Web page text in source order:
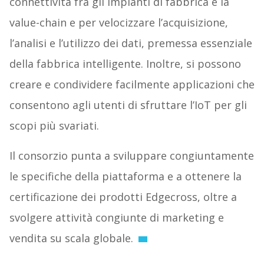
value-chain e per velocizzare l’acquisizione,
l’analisi e l’utilizzo dei dati, premessa essenziale
della fabbrica intelligente. Inoltre, si possono
creare e condividere facilmente applicazioni che
consentono agli utenti di sfruttare l’IoT per gli
scopi più svariati.
Il consorzio punta a sviluppare congiuntamente
le specifiche della piattaforma e a ottenere la
certificazione dei prodotti Edgecross, oltre a
svolgere attività congiunte di marketing e
vendita su scala globale.